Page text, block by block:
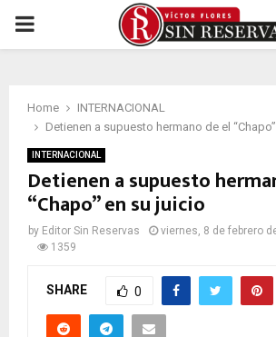
PRIMARY
Home
INTERNACIONAL
Detienen a supuesto hermano de el
INTERNACIONAL
Detienen a supuesto
“Chapo” en su juicio
by Editor Sin Reservas viernes, 8 de febrero
1359
SHARE 0